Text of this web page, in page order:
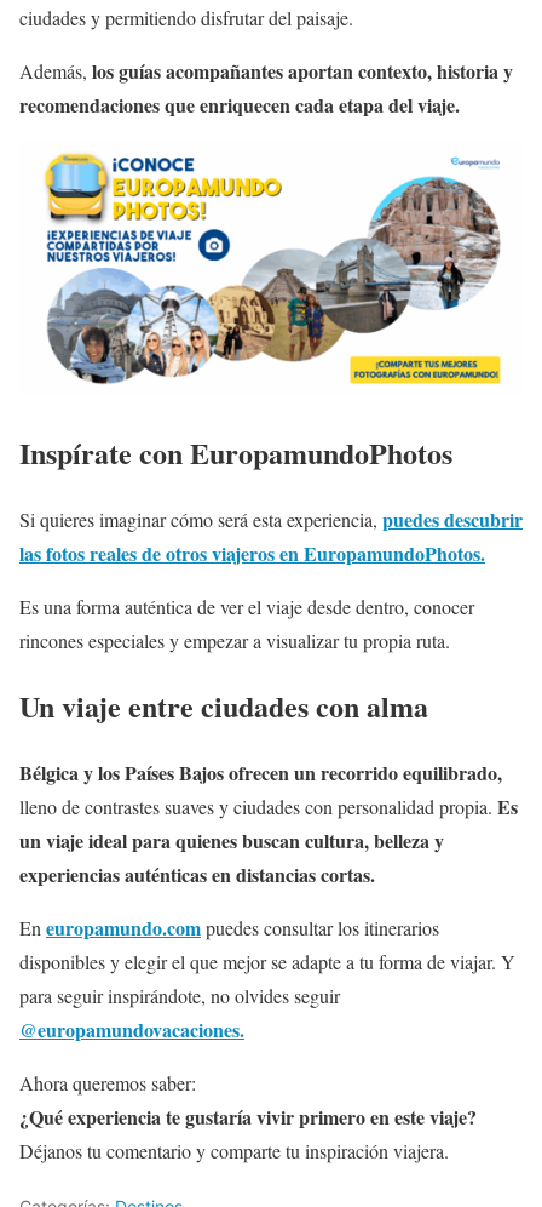
ciudades y permitiendo disfrutar del paisaje.
Además, los guías acompañantes aportan contexto, historia y
recomendaciones que enriquecen cada etapa del viaje.
Inspírate con EuropamundoPhotos
Si quieres imaginar cómo será esta experiencia, puedes descubrir
las fotos reales de otros viajeros en EuropamundoPhotos.
Es una forma auténtica de ver el viaje desde dentro, conocer
rincones especiales y empezar a visualizar tu propia ruta.
Un viaje entre ciudades con alma
Bélgica y los Países Bajos ofrecen un recorrido equilibrado,
lleno de contrastes suaves y ciudades con personalidad propia. Es
un viaje ideal para quienes buscan cultura, belleza y
experiencias auténticas en distancias cortas.
Eneuropamundo.compuedes consultar los itinerarios
disponibles y elegir el que mejor se adapte a tu forma de viajar. Y
para seguir inspirándote, no olvides seguir
@europamundovacaciones.
Ahora queremos saber:
¿Qué experiencia te gustaría vivir primero en este viaje?
Déjanos tu comentario y comparte tu inspiración viajera.